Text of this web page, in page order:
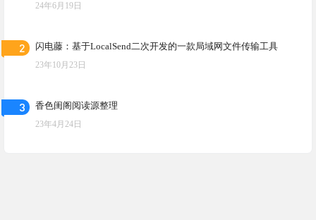
24年6月19日
2 闪电藤：基于LocalSend二次开发的一款局域网文件传输工具
23年10月23日
3 香色闺阁阅读源整理
23年4月24日